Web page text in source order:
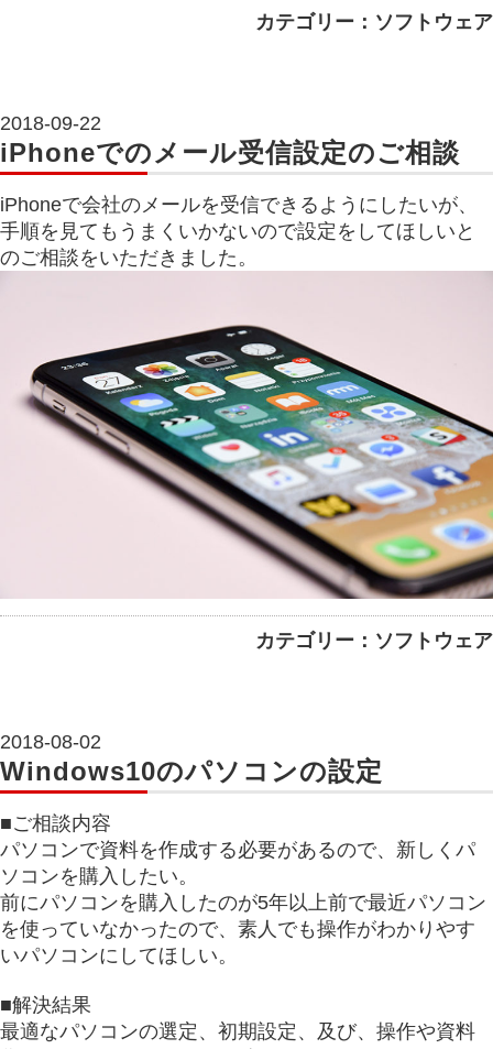
カテゴリー：ソフトウェア
2018-09-22
iPhoneでのメール受信設定のご相談
iPhoneで会社のメールを受信できるようにしたいが、
手順を見てもうまくいかないので設定をしてほしいと
のご相談をいただきました。
カテゴリー：ソフトウェア
2018-08-02
Windows10のパソコンの設定
■ご相談内容
パソコンで資料を作成する必要があるので、新しくパ
ソコンを購入したい。
前にパソコンを購入したのが5年以上前で最近パソコン
を使っていなかったので、素人でも操作がわかりやす
いパソコンにしてほしい。
■解決結果
最適なパソコンの選定、初期設定、及び、操作や資料